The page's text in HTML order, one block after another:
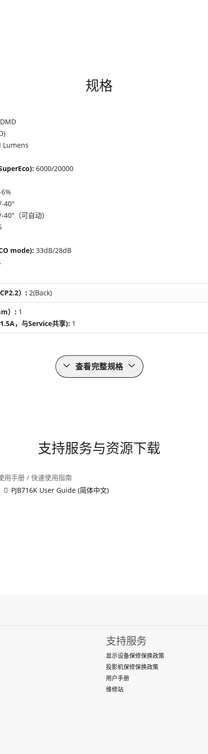
规格
Lumens
6000/20000
40°
40°（可自动）
mode): 33dB/28dB
）: 2(Back)
）: 1
，与Service共享): 1
查看完整规格
支持服务与资源下载
用手册 / 快速使用指南
PJB716K User Guide (简体中文)
支持服务
显示设备保修保换政策
投影机保修保换政策
用户手册
维修站